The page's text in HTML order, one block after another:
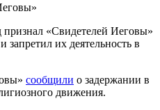
«Свидетелей Иеговы»
запретил их деятельность в
сообщили о задержании в
движения.